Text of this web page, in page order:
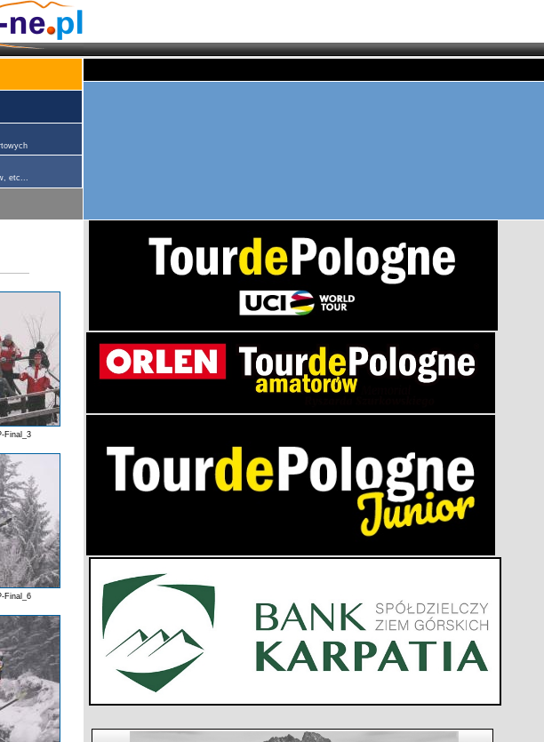
etc...
Final_3
Final_6